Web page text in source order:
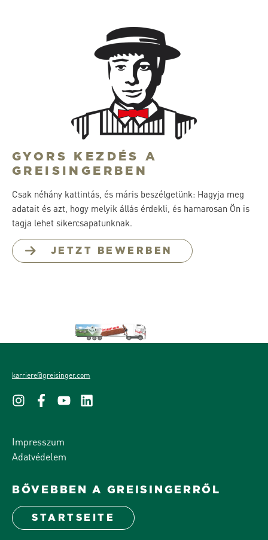
GYORS KEZDÉS A
GREISINGERBEN
Csak néhány kattintás, és máris beszélgetünk: Hagyja meg
adatait és azt, hogy melyik állás érdekli, és hamarosan Ön is
tagja lehet sikercsapatunknak.
JETZT BEWERBEN
karriere@greisinger.com
Impresszum
Adatvédelem
BŐVEBBEN A GREISINGERRŐL
STARTSEITE